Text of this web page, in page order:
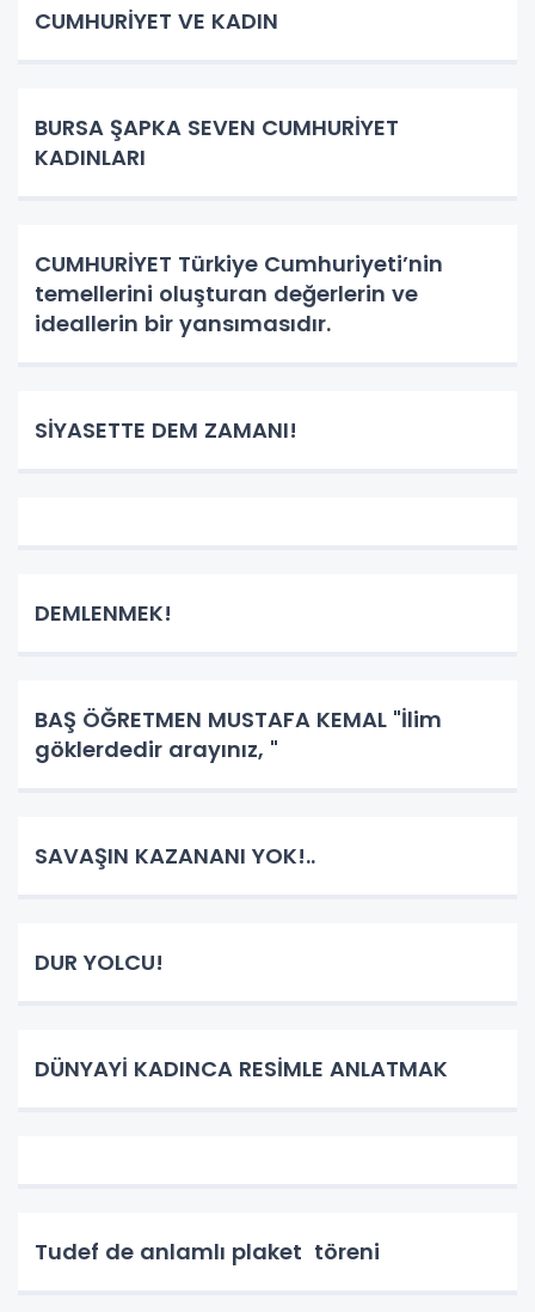
CUMHURİYET VE KADIN
BURSA ŞAPKA SEVEN CUMHURİYET
KADINLARI
CUMHURİYET Türkiye Cumhuriyeti’nin
temellerini oluşturan değerlerin ve
ideallerin bir yansımasıdır.
SİYASETTE DEM ZAMANI!
DEMLENMEK!
BAŞ ÖĞRETMEN MUSTAFA KEMAL "İlim
göklerdedir arayınız, "
SAVAŞIN KAZANANI YOK!..
DUR YOLCU!
DÜNYAYİ KADINCA RESİMLE ANLATMAK
Tudef de anlamlı plaket töreni